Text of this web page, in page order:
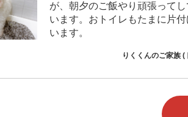
が、朝夕のご飯やり頑張って
います。おトイレもたまに片
います。
りくくんのご家族 (